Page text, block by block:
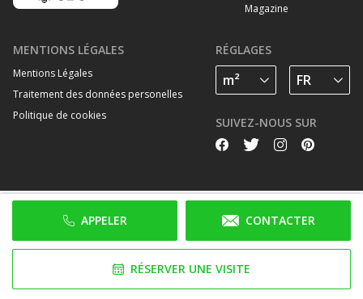
APPELER CONTACTER
RÉSERVER UNE VISITE
Magazine
MENTIONS LÉGALES
Mentions Légales
Traitement des données personelles
Politique de cookies
RÉGLAGES
SUIVEZ-NOUS SUR